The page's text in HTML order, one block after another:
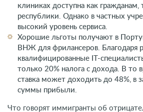
клиниках доступна как гражданам,
республики. Однако в частных
высокий уровень сервиса.
Хорошие льготы получают в
ВНЖ для фрилансеров. Благодаря
квалифицированные IT-
только 20% налога с дохода. В то
ставка может доходить до 48%, в
суммы прибыли.
Что говорят иммигранты об